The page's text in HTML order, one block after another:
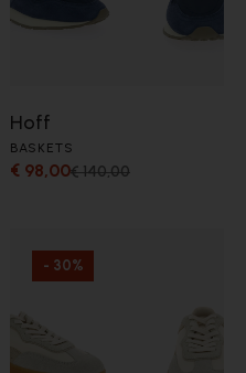
Hoff
BASKETS
€ 98,00€ 140,00
- 30%